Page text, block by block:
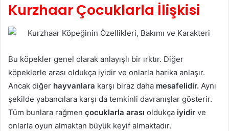
Kurzhaar Çocuklarla İlişkisi
Bu köpekler genel olarak anlayışlı bir ırktır. Diğer
köpeklerle arası oldukça iyidir ve onlarla harika anlaşır.
Ancak diğer hayvanlara karşı biraz daha mesafelidir. Aynı
şekilde yabancılara karşı da temkinli davranışlar gösterir.
Tüm bunlara rağmen çocuklarla arası oldukça iyidir ve
onlarla oyun almaktan büyük keyif almaktadır.